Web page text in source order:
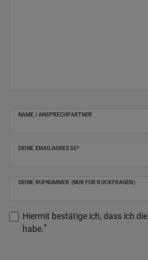
NAME / ANSPRECHPARTNER
DEINE EMAILADRESSE*
DEINE RUFNUMMER (NUR FÜR RÜCKFRAGEN)
Hiermit bestätige ich, dass ich die
habe.*